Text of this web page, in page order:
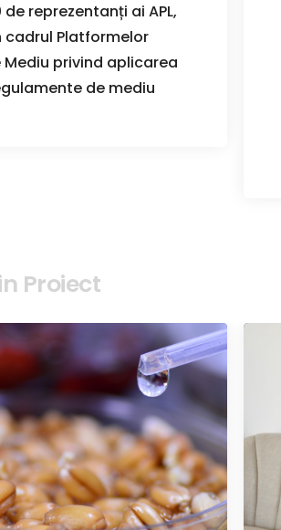
de reprezentanți ai APL,
cadrul Platformelor
Mediu privind aplicarea
de mediu
Proiect